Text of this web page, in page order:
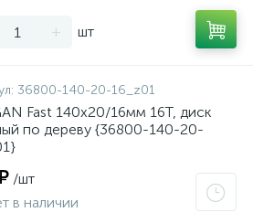
+ шт
36800-140-20-16_z01
Fast 140x20/16мм 16Т, диск
по дереву {36800-140-20-
/шт
в наличии